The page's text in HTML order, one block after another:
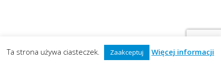
Ta strona używa ciasteczek. Zaakceptuj Więcej informacji